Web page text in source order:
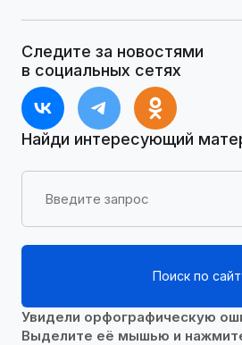
Следите за новостями
в социальных сетях
Найди интересующий
Поиск по
Увидели орфографическую
Выделите её мышью и